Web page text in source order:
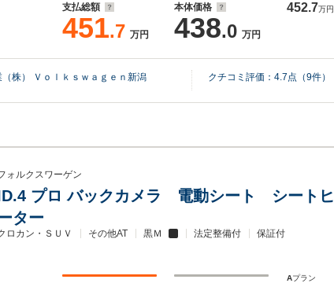
支払総額
451.7 万円
本体価格
438.0 万円
452.7万円
株） Ｖｏｌｋｓｗａｇｅｎ新潟 クチコミ評価： 4.7点（9件）
ォルクスワーゲン
プロ バックカメラ 電動シート シートヒ
ター
ロカン・ＳＵＶ その他AT 黒Ｍ 法定整備付 保証付
Aプラン